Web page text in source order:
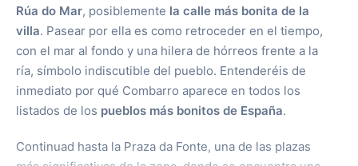
Rúa do Mar, posiblemente la calle más bonita de la
villa. Pasear por ella es como retroceder en el tiempo,
con el mar al fondo y una hilera de hórreos frente a la
ría, símbolo indiscutible del pueblo. Entenderéis de
inmediato por qué Combarro aparece en todos los
listados de los pueblos más bonitos de España.
Continuad hasta la Praza da Fonte, una de las plazas